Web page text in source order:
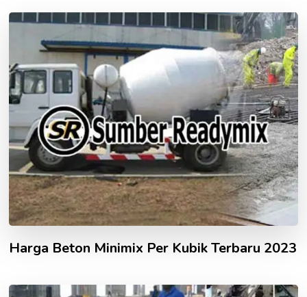
Harga Beton Minimix Per Kubik Terbaru 2023